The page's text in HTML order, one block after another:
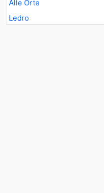
Alle Orte
Ledro